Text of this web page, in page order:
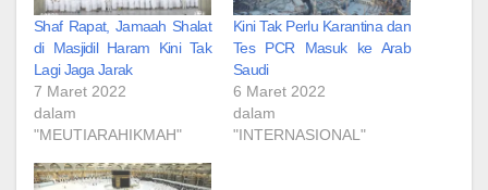
Shaf Rapat, Jamaah Shalat
di Masjidil Haram Kini Tak
Lagi Jaga Jarak
7 Maret 2022
dalam
"MEUTIARAHIKMAH"
Kini Tak Perlu Karantina dan
Tes PCR Masuk ke Arab
Saudi
6 Maret 2022
dalam
"INTERNASIONAL"